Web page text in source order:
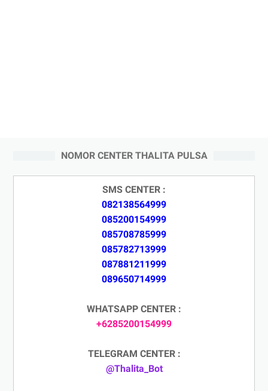
NOMOR CENTER THALITA PULSA
SMS CENTER :
082138564999
085200154999
085708785999
085782713999
087881211999
089650714999
WHATSAPP CENTER :
+6285200154999
TELEGRAM CENTER :
@Thalita_Bot